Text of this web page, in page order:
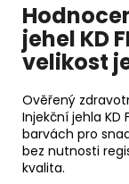
jehel KD
velikost
Ověřený
Injekční jehla KD
barvách pro
bez nutnosti
kvalita.